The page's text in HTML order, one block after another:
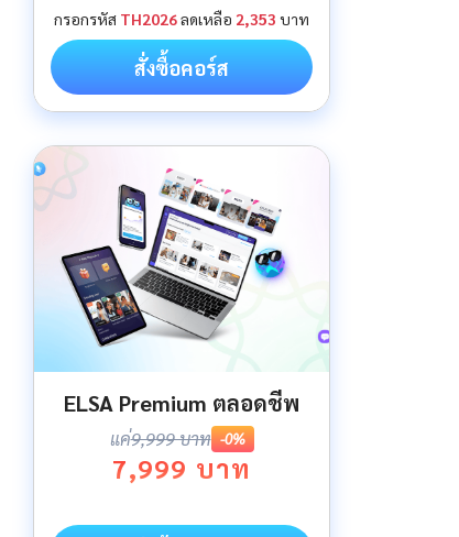
กรอกรหัส TH2026ลดเหลือ 2,353 บาท
สั่งซื้อคอร์ส
ELSA Premium ตลอดชีพ
แค่9,999 บาท -0%
7,999 บาท